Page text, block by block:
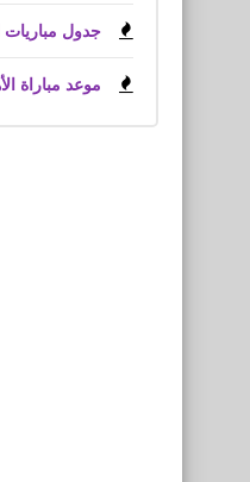
جدول مباريات
موعد مباراة